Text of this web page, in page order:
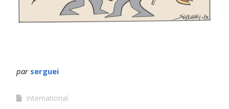
par serguei
International